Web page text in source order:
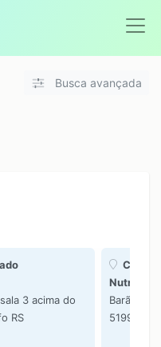
Busca avançada
3 acima do
RS
Barão do